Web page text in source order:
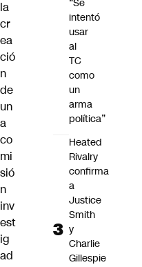
la
cr
ea
ció
n
de
un
a
co
mi
sió
n
inv
est
ig
ad
“Se
intentó
usar
al
TC
como
un
arma
política”
Heated
Rivalry
confirma
a
Justice
Smith
y
Charlie
Gillespie